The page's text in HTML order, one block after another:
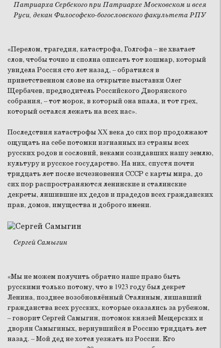
Патриарха Сербского при Патриархе Московском и всея
Руси, декан Философско-богословского факультета РПУ
«Перелом, трагедия, катастрофа, Голгофа – не хватает
слов, чтобы точно и сполна описать тот кошмар, который
увидела Россия сто лет назад, – обратился в
приветственном слове на открытие выставки Олег
Щербачев, предводитель Российского Дворянского
собрания, – тот морок, в который она впала, и тот грех,
который остался лежать на всех нас».
Последствия катастрофы XX века до сих пор продолжают
ощущать на себе потомки изгнанных из страны всех
русских родов и сословий, веками созидавших нашу землю,
культуру и русское государство. На них, спустя почти
тридцать лет после исчезновения СССР с карты мира, до
сих пор распространяются ленинские и сталинские
декреты, лишившие их дедов и прадедов всех гражданских
прав, домов, имущества и доброго имени.
Сергей Самыгин
«Мы не можем получить обратно наше право быть
русскими только потому, что в 1923 году был декрет
Ленина, позднее возобновлённый Сталиным, лишавший
гражданства всех русских, которые оказались за рубежом,
– говорит Сергей Самыгин, потомок князей Мещерских и
дворян Самыгиных, вернувшийся в Россию тридцать лет
назад. – Мой дед не хотел уезжать из России. Его